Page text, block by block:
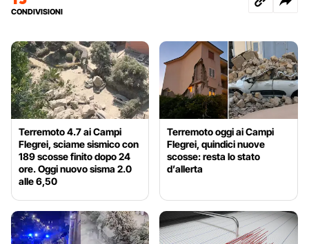
CONDIVISIONI
Terremoto 4.7 ai Campi
Flegrei, sciame sismico con
189 scosse finito dopo 24
ore. Oggi nuovo sisma 2.0
alle 6,50
Terremoto oggi ai Campi
Flegrei, quindici nuove
scosse: resta lo stato
d’allerta